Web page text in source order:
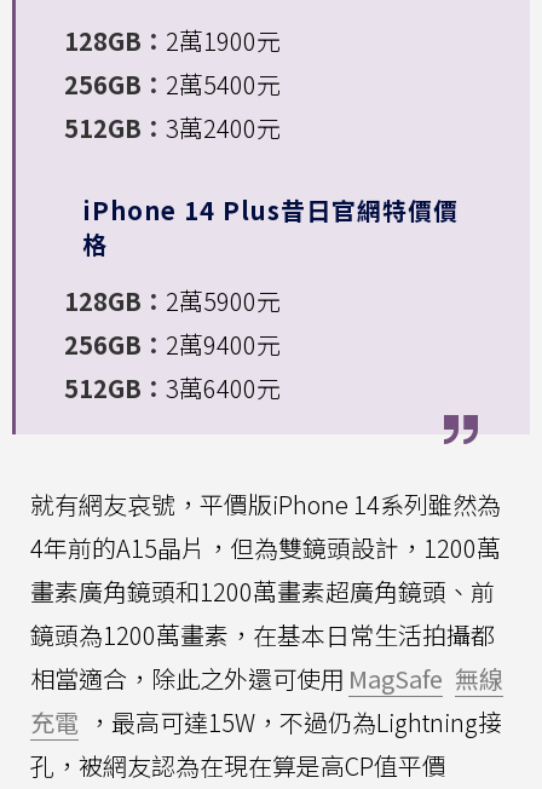
128GB： 2萬1900元
256GB： 2萬5400元
512GB： 3萬2400元
iPhone 14 Plus昔日官網特價價
格
128GB： 2萬5900元
256GB： 2萬9400元
512GB： 3萬6400元
就有網友哀號，平價版iPhone 14系列雖然為
4年前的A15晶片，但為雙鏡頭設計，1200萬
畫素廣角鏡頭和1200萬畫素超廣角鏡頭、前
鏡頭為1200萬畫素，在基本日常生活拍攝都
相當適合，除此之外還可使用 MagSafe 無線
充電 ，最高可達15W，不過仍為Lightning接
孔，被網友認為在現在算是高CP值平價